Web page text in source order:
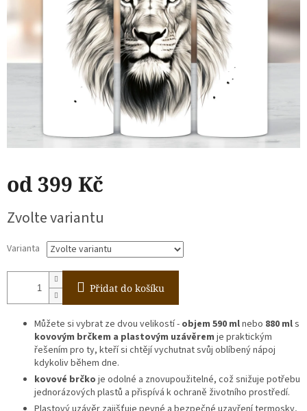
od 399 Kč
cena:
Zvolte variantu
Varianta
Přidat do košíku
Můžete si vybrat ze dvou velikostí - objem 590 mlnebo 880 mls
kovovým brčkem a plastovým uzávěrem je praktickým
řešením pro ty, kteří si chtějí vychutnat svůj oblíbený nápoj
kdykoliv během dne.
kovové brčko je odolné a znovupoužitelné, což snižuje potřebu
jednorázových plastů a přispívá k ochraně životního prostředí.